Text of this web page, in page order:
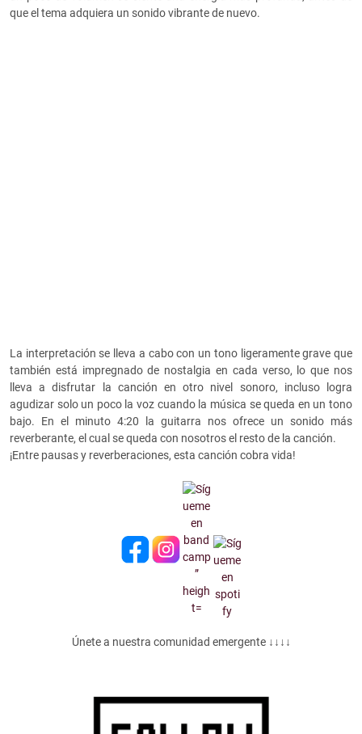
que el tema adquiera un sonido vibrante de nuevo.
La interpretación se lleva a cabo con un tono ligeramente grave que
también está impregnado de nostalgia en cada verso, lo que nos
lleva a disfrutar la canción en otro nivel sonoro, incluso logra
agudizar solo un poco la voz cuando la música se queda en un tono
bajo. En el minuto 4:20 la guitarra nos ofrece un sonido más
reverberante, el cual se queda con nosotros el resto de la canción.
¡Entre pausas y reverberaciones, esta canción cobra vida!
Únete a nuestra comunidad emergente ↓↓↓↓